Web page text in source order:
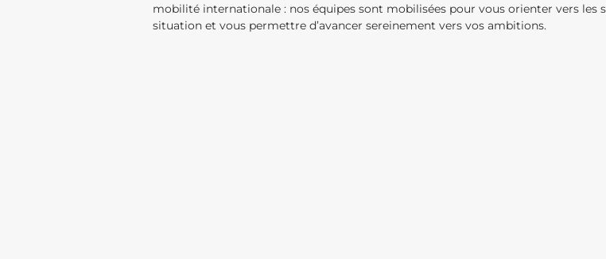
mobilité internationale : nos équipes sont mobilisées pour vous orienter vers les
situation et vous permettre d’avancer sereinement vers vos ambitions.